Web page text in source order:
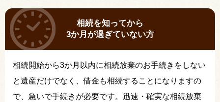
相続を知ってから
3か月が過ぎていない方
相続開始から3か月以内に相続放棄のお手続きをしない
と遺産だけでなく、借金も相続することになりますの
で、急いで手続きが必要です。迅速・確実な相続放棄